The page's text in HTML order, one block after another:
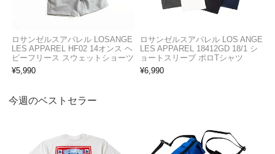
ロサンゼルスアパレル LOSANGE
LES APPAREL HF02 14オンス ヘ
ビーフリース スウェットショーツ
¥5,990
ロサンゼルスアパレル LOS ANGE
LES APPAREL 18412GD 18/1 シ
ョートスリーブ ポロTシャツ
¥6,990
今週のベストセラー